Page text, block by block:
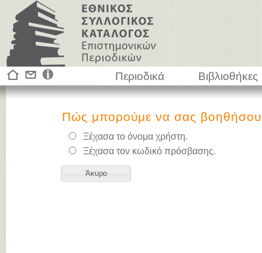
Περιοδικά Βιβλιοθήκες
Πώς μπορούμε να σας
Ξέχασα το όνομα χρήστη.
Ξέχασα τον κωδικό πρόσβασης.